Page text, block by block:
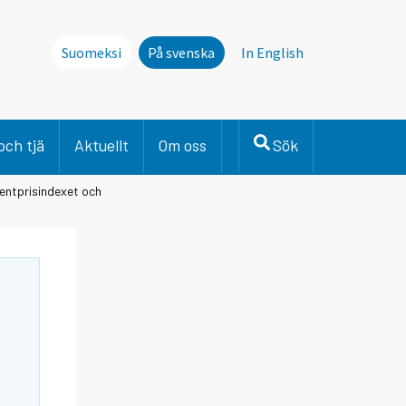
Suomeksi På svenska In English
tjä Aktuellt Om oss Sök
och